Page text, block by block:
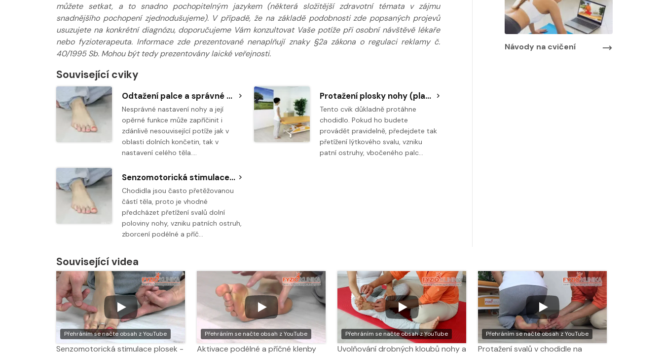
můžete setkat, a to snadno pochopitelným jazykem (některá složitější zdravotní témata v zájmu
snadnějšího pochopení zjednodušujeme). V případě, že na základě podobnosti zde popsaných projevů
usuzujete na konkrétní diagnózu, doporučujeme Vám konzultovat Vaše potíže při osobní návštěvě lékaře
nebo fyzioterapeuta. Informace zde prezentované nenaplňují znaky §2a zákona o regulaci reklamy č.
40/1995 Sb. Mohou být tedy prezentovány laické veřejnosti.
Související cviky
Odtažení palce a správné nastavení podélné a příčné klenby nohy
Nesprávné nastavení nohy a její
opěrné funkce může zapříčinit i
zdánlivě nesouvisející potíže jak v
oblasti dolních končetin, tak v
nastavení celého těla.…
Protažení plosky nohy (plantární fascie)
Tento cvik důkladně protáhne
chodidlo. Pokud ho budete
provádět pravidelně, předejdete tak
přetížení lýtkového svalu, vzniku
patní ostruhy, vbočeného palc…
Senzomotorická stimulace plosek - tříbodová opora
Chodidla jsou často přetěžovanou
částí těla, proto je vhodné
předcházet přetížení svalů dolní
poloviny nohy, vzniku patních ostruh,
zborcení podélné a příč…
Návody na cvičení
Související videa
Přehráním se načte obsah z YouTube
Senzomotorická stimulace plosek -
Přehráním se načte obsah z YouTube
Aktivace podélné a příčné klenby
Přehráním se načte obsah z YouTube
Uvolňování drobných kloubů nohy a
Přehráním se načte obsah z YouTube
Protažení svalů v chodidle na